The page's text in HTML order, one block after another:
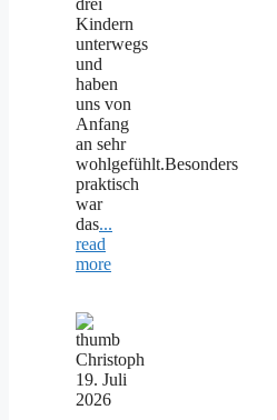
Kindern
unterwegs
und
haben
uns von
Anfang
an sehr
wohlgefühlt.Besonders
praktisch
war
das...
read
more
Christoph
19. Juli
2026